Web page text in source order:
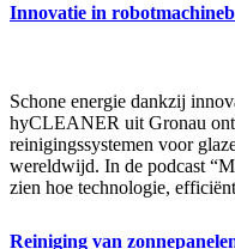
Innovatie in
Schone energie dankzij
hyCLEANER uit Gronau
reinigingssystemen voor
wereldwijd. In de podcast
zien hoe technologie,
Reiniging van